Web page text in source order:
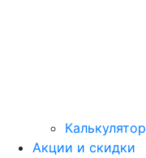
Калькулятор
Акции и скидки